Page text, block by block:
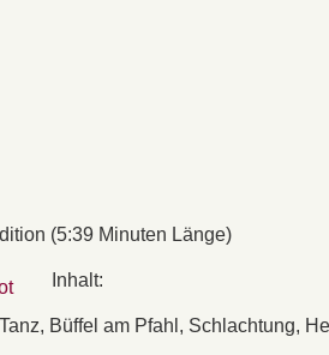
(5:39 Minuten Länge)
Inhalt:
Büffel am Pfahl, Schlachtung,